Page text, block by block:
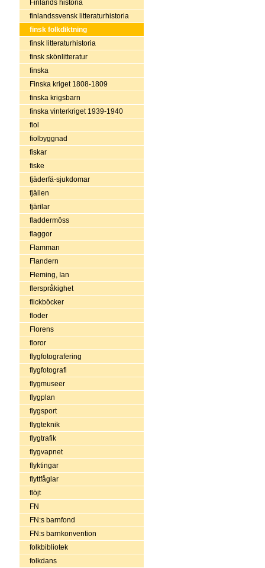
Finlands historia
finlandssvensk litteraturhistoria
finsk folkdiktning
finsk litteraturhistoria
finsk skönlitteratur
finska
Finska kriget 1808-1809
finska krigsbarn
finska vinterkriget 1939-1940
fiol
fiolbyggnad
fiskar
fiske
fjäderfä-sjukdomar
fjällen
fjärilar
fladdermöss
flaggor
Flamman
Flandern
Fleming, Ian
flerspråkighet
flickböcker
floder
Florens
floror
flygfotografering
flygfotografi
flygmuseer
flygplan
flygsport
flygteknik
flygtrafik
flygvapnet
flyktingar
flyttfåglar
flöjt
FN
FN:s barnfond
FN:s barnkonvention
folkbibliotek
folkdans